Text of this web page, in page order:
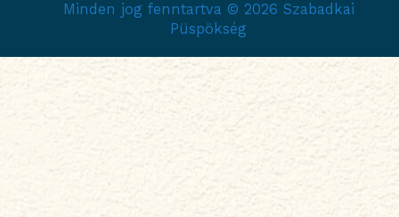
Minden jog fenntartva © 2026 Szabadkai
Püspökség